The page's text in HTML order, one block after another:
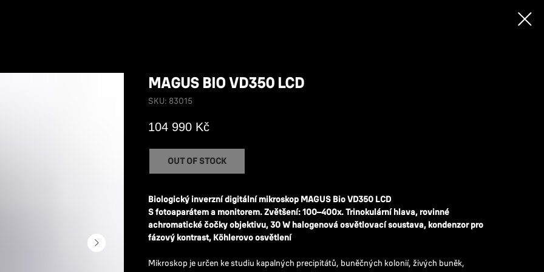
MAGUS BIO VD350 LCD
SKU: 83015
104 990 Kč
OUT OF STOCK
Biologický inverzní digitální mikroskop MAGUS Bio VD350 LCD
S fotoaparátem a monitorem. Zvětšení: 100–400x. Trinokulární hlava, rovinné
achromatické čočky objektivu, 30 W halogenová osvětlovací soustava, kondenzor pro
fázový kontrast, Köhlerovo osvětlení
Mikroskop je určen ke studiu kapalných precipitátů, buněčných kolonií, živých buněk,